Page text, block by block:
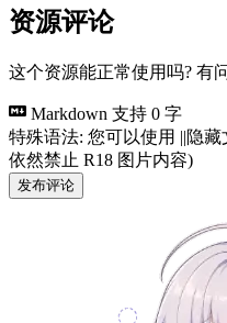
资源评论
这个资源能正常使用吗? 有
Markdown 支持 0 字
特殊语法: 您可以使用 ||隐
依然禁止 R18 图片内容)
发布评论